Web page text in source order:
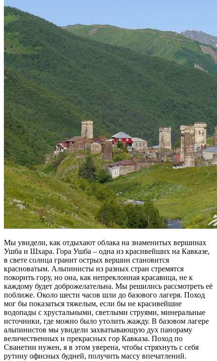
Мы увидели, как отдыхают облака на знаменитых вершинах
Ушба и Шхара. Гора Ушба – одна из красивейших на Кавказе,
в свете солнца гранит острых вершин становится
красноватым. Альпинисты из разных стран стремятся
покорить гору, но она, как непреклонная красавица, не к
каждому будет доброжелательна. Мы решились рассмотреть её
поближе. Около шести часов шли до базового лагеря. Поход
мог бы показаться тяжелым, если бы не красивейшие
водопады с хрустальными, светлыми струями, минеральные
источники, где можно было утолить жажду. В базовом лагере
альпинистов мы увидели захватывающую дух панораму
величественных и прекрасных гор Кавказа. Поход по
Сванетии нужен, я в этом уверена, чтобы стряхнуть с себя
рутину офисных будней, получить массу впечатлений.